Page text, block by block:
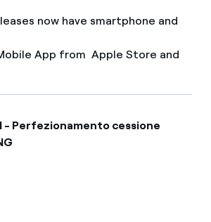
now have smartphone and
App from Apple Store and
Perfezionamento cessione